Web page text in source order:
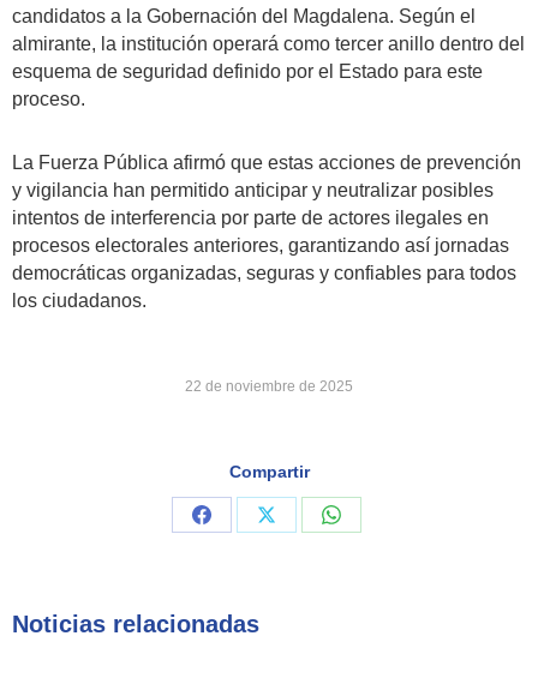
candidatos a la Gobernación del Magdalena. Según el
almirante, la institución operará como tercer anillo dentro del
esquema de seguridad definido por el Estado para este
proceso.
La Fuerza Pública afirmó que estas acciones de prevención
y vigilancia han permitido anticipar y neutralizar posibles
intentos de interferencia por parte de actores ilegales en
procesos electorales anteriores, garantizando así jornadas
democráticas organizadas, seguras y confiables para todos
los ciudadanos.
22 de noviembre de 2025
Compartir
Share
Share
Share
Noticias relacionadas